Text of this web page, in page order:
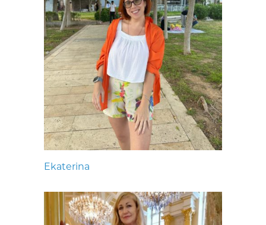
Ekaterina